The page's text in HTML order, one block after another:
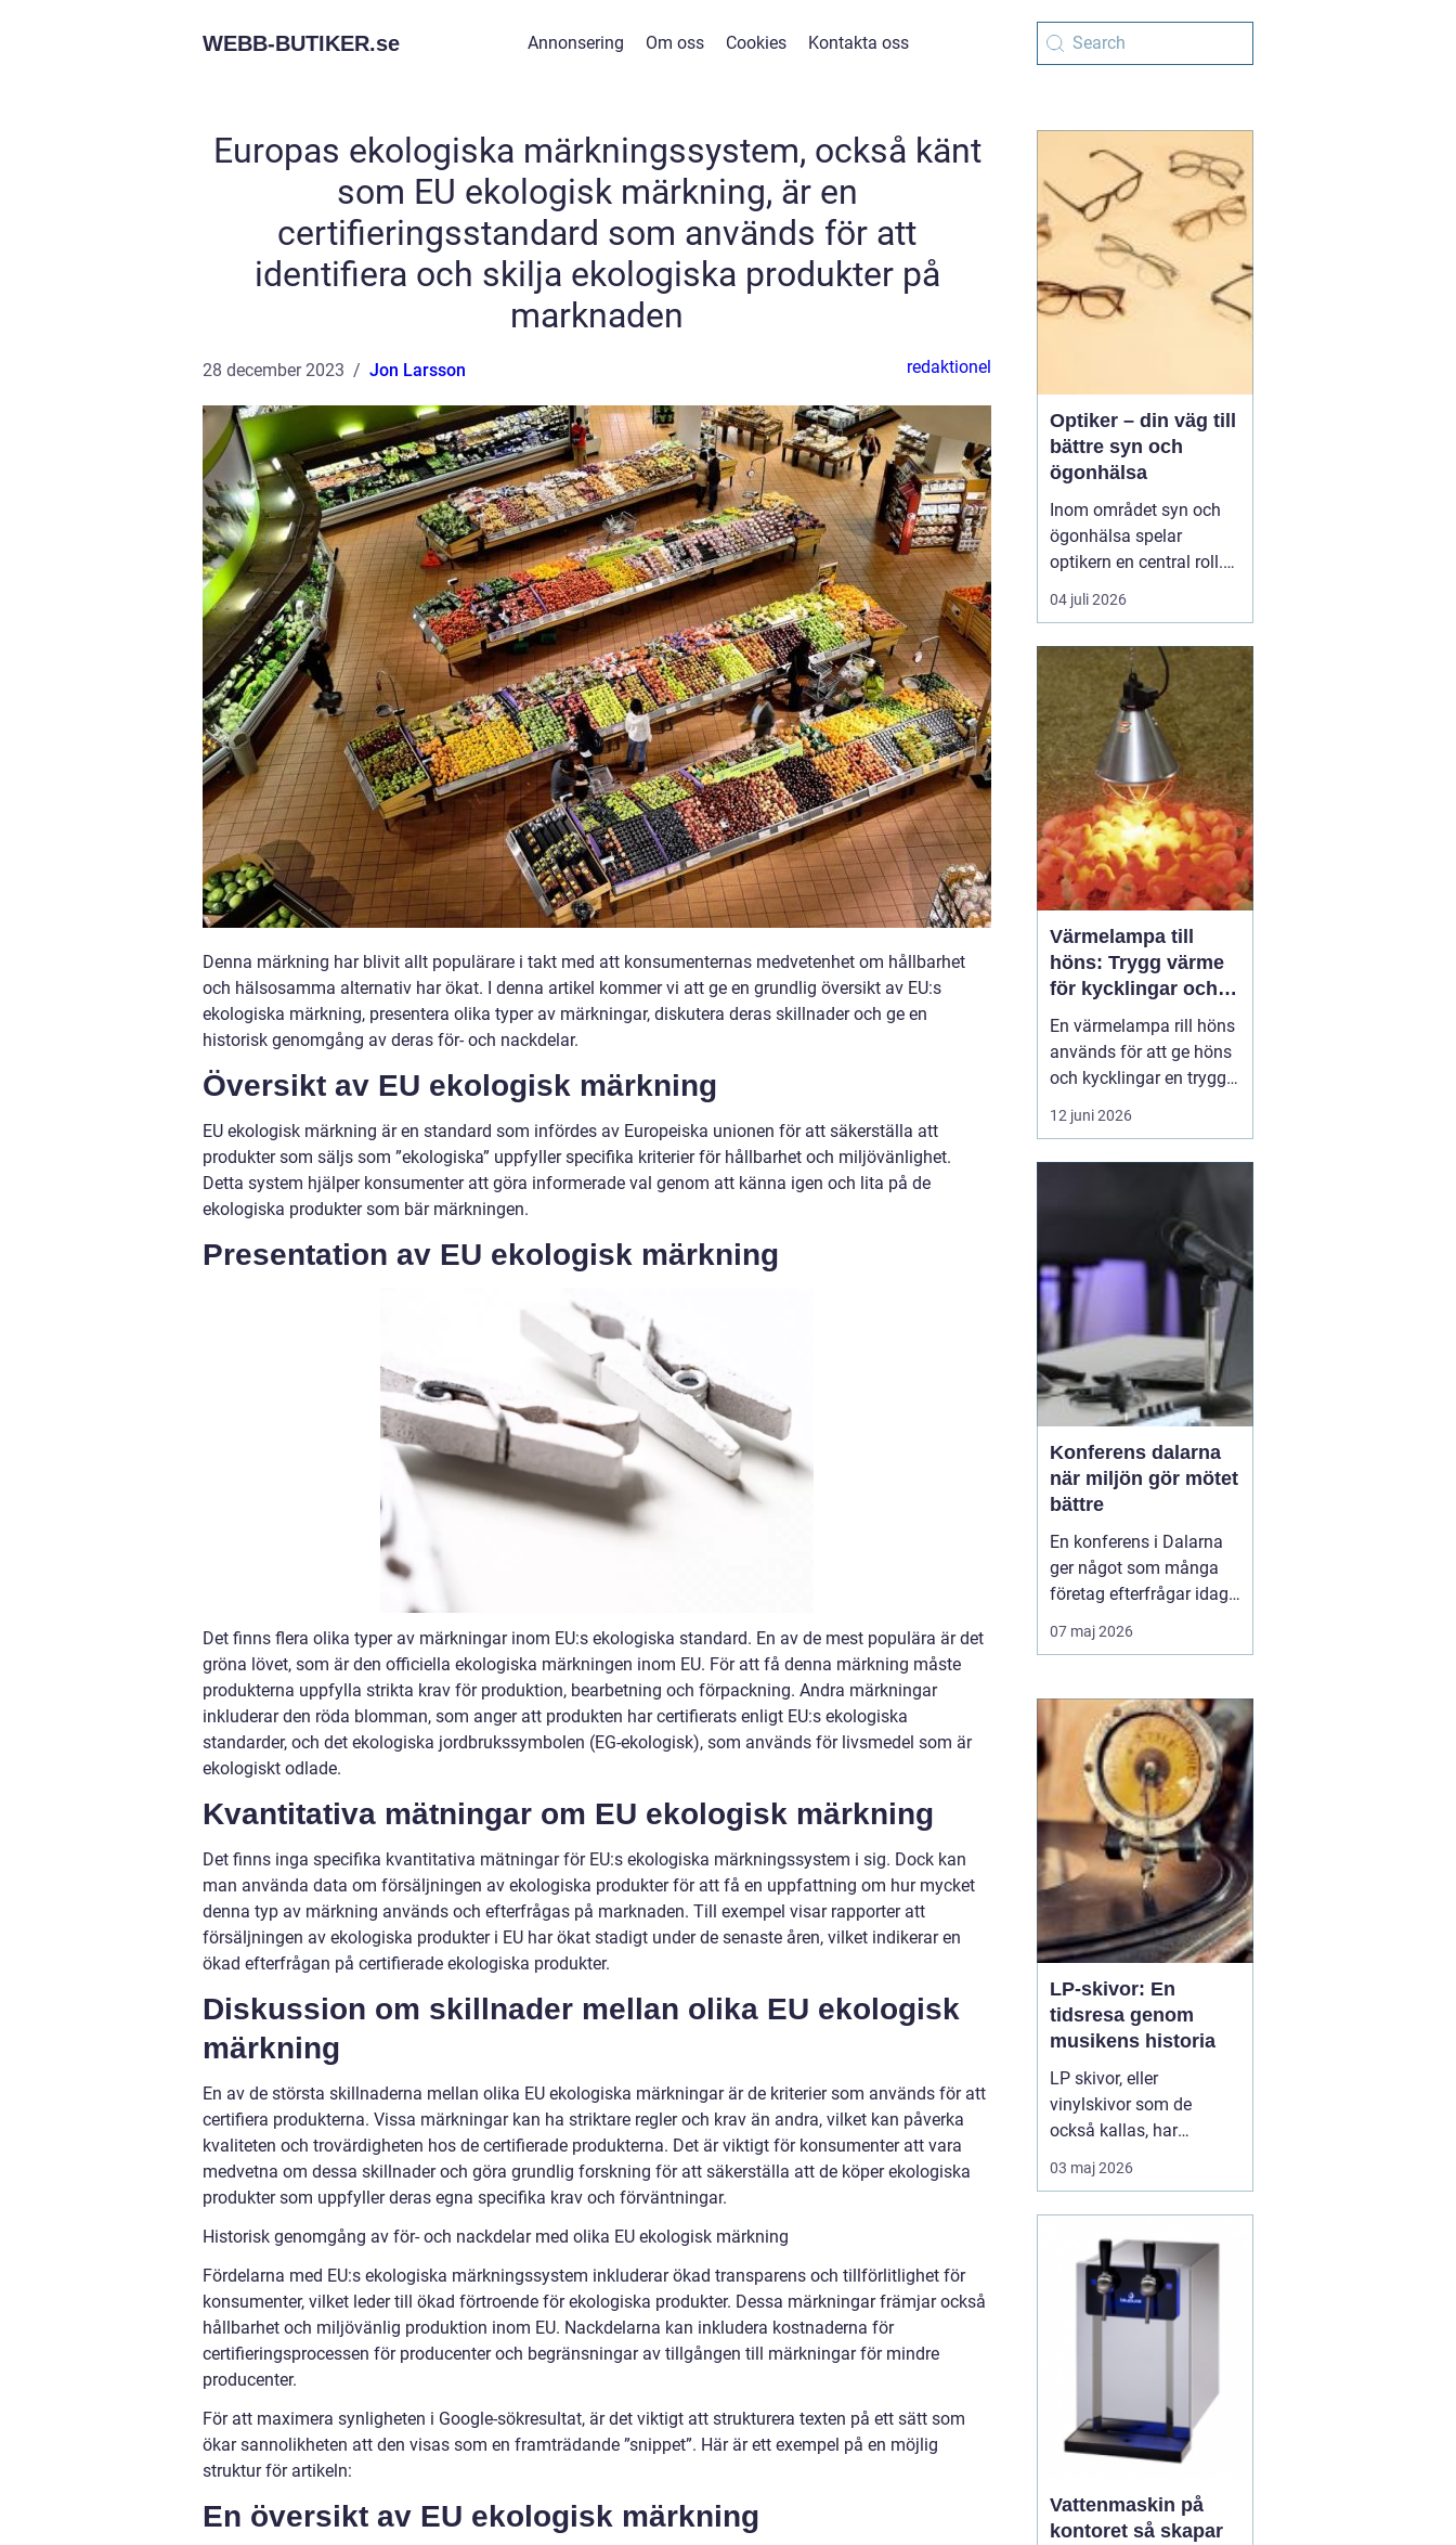
WEBB-BUTIKER.se Annonsering Om oss Cookies Kontakta oss
Europas ekologiska märkningssystem, också känt
som EU ekologisk märkning, är en
certifieringsstandard som används för att
identifiera och skilja ekologiska produkter på
marknaden
28 december 2023 Jon Larsson redaktionel
Denna märkning har blivit allt populärare i takt med att konsumenternas medvetenhet om hållbarhet
och hälsosamma alternativ har ökat. I denna artikel kommer vi att ge en grundlig översikt av EU:s
ekologiska märkning, presentera olika typer av märkningar, diskutera deras skillnader och ge en
historisk genomgång av deras för- och nackdelar.
Översikt av EU ekologisk märkning
EU ekologisk märkning är en standard som infördes av Europeiska unionen för att säkerställa att
produkter som säljs som ”ekologiska” uppfyller specifika kriterier för hållbarhet och miljövänlighet.
Detta system hjälper konsumenter att göra informerade val genom att känna igen och lita på de
ekologiska produkter som bär märkningen.
Presentation av EU ekologisk märkning
Det finns flera olika typer av märkningar inom EU:s ekologiska standard. En av de mest populära är det
gröna lövet, som är den officiella ekologiska märkningen inom EU. För att få denna märkning måste
produkterna uppfylla strikta krav för produktion, bearbetning och förpackning. Andra märkningar
inkluderar den röda blomman, som anger att produkten har certifierats enligt EU:s ekologiska
standarder, och det ekologiska jordbrukssymbolen (EG-ekologisk), som används för livsmedel som är
ekologiskt odlade.
Kvantitativa mätningar om EU ekologisk märkning
Det finns inga specifika kvantitativa mätningar för EU:s ekologiska märkningssystem i sig. Dock kan
man använda data om försäljningen av ekologiska produkter för att få en uppfattning om hur mycket
denna typ av märkning används och efterfrågas på marknaden. Till exempel visar rapporter att
försäljningen av ekologiska produkter i EU har ökat stadigt under de senaste åren, vilket indikerar en
ökad efterfrågan på certifierade ekologiska produkter.
Diskussion om skillnader mellan olika EU ekologisk
märkning
En av de största skillnaderna mellan olika EU ekologiska märkningar är de kriterier som används för att
certifiera produkterna. Vissa märkningar kan ha striktare regler och krav än andra, vilket kan påverka
kvaliteten och trovärdigheten hos de certifierade produkterna. Det är viktigt för konsumenter att vara
medvetna om dessa skillnader och göra grundlig forskning för att säkerställa att de köper ekologiska
produkter som uppfyller deras egna specifika krav och förväntningar.
Historisk genomgång av för- och nackdelar med olika EU ekologisk märkning
Fördelarna med EU:s ekologiska märkningssystem inkluderar ökad transparens och tillförlitlighet för
konsumenter, vilket leder till ökad förtroende för ekologiska produkter. Dessa märkningar främjar också
hållbarhet och miljövänlig produktion inom EU. Nackdelarna kan inkludera kostnaderna för
certifieringsprocessen för producenter och begränsningar av tillgången till märkningar för mindre
producenter.
För att maximera synligheten i Google-sökresultat, är det viktigt att strukturera texten på ett sätt som
ökar sannolikheten att den visas som en framträdande ”snippet”. Här är ett exempel på en möjlig
struktur för artikeln:
En översikt av EU ekologisk märkning
Optiker – din väg till
bättre syn och
ögonhälsa
Inom området syn och
ögonhälsa spelar
optikern en central roll.
Genom att regelbundet
besöka en optiker kan
kontrollerad, rådgivning
om synhjälpmedel samt
upprätthålla en god
ögonh&...
04 juli 2026
Värmelampa till
höns: Trygg värme
för kycklingar och
vuxna höns
En värmelampa rill höns
används för att ge höns
och kycklingar en trygg
och jämn värme när
omgivningstemperature
12 juni 2026
Konferens dalarna
när miljön gör mötet
bättre
En konferens i Dalarna
ger något som många
företag efterfrågar idag:
fokus, lugn och
upplevelser som faktiskt
varandra.
Kombinationen av
levande kultur, starka
traditioner och
storslagen natur skapar
en miljö där idéer får
fäste...
07 maj 2026
LP-skivor: En
tidsresa genom
musikens historia
LP skivor, eller
vinylskivor som de
också kallas, har
genomgått en förnyad
popularitet de senaste
digitaliseringen av musik
har dessa analoga
medier behållit sin plats i
många musikälskares
03 maj 2026
Vattenmaskin på
kontoret så skapar